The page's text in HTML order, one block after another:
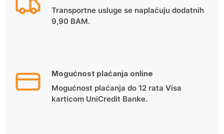
Transportne usluge se naplaćuju dodatnih
9,90 BAM.
Mogućnost plaćanja online
Mogućnost plaćanja do 12 rata Visa
karticom UniCredit Banke.